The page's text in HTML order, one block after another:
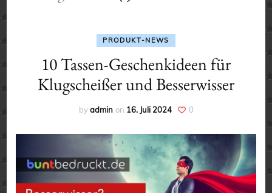
PRODUKT-NEWS
10 Tassen-Geschenkideen für
Klugscheißer und Besserwisser
byadmin on 16. Juli 2024 0